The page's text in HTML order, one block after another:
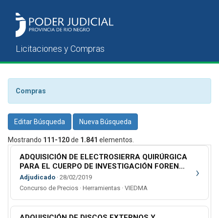
Compras
Editar Búsqueda Nueva Búsqueda
Mostrando 111-120de 1.841 elementos.
ADQUISICIÓN DE ELECTROSIERRA QUIRÚRGICA
PARA EL CUERPO DE INVESTIGACIÓN FORENSE
DE GRAL. ROCA
Adjudicado · 28/02/2019
Concurso de Precios · Herramientas · VIEDMA
›